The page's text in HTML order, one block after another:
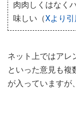
肉肉しくはなく
味しい（Xより引
ネット上ではアレ
といった意見も複
が入っていますが